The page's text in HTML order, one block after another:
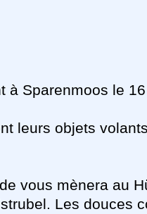
à Sparenmoos le
leurs objets
vous mènera au
Les douces